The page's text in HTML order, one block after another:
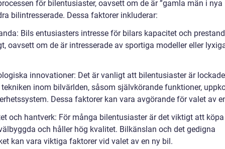
för bilentusiaster, oavsett om de är ”gamla män i nya
bilintresserade. Dessa faktorer inkluderar:
Bils entusiasters intresse för bilars kapacitet och
oavsett om de är intresserade av sportiga modeller eller
innovationer: Det är vanligt att bilentusiaster är
inom bilvärlden, såsom självkörande funktioner,
Dessa faktorer kan vara avgörande för valet av
och hantverk: För många bilentusiaster är det viktigt att
och håller hög kvalitet. Bilkänslan och det gedigna
kan vara viktiga faktorer vid valet av en ny bil.